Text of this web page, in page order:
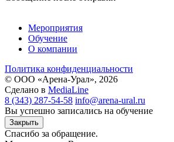
Мероприятия
Обучение
О компании
Политика конфиденциальности
© ООО «Арена-Урал», 2026
Сделано в MediaLine
8 (343) 287-54-58 info@arena-ural.ru
Вы успешно записались на обучение
Закрыть
Спасибо за обращение.